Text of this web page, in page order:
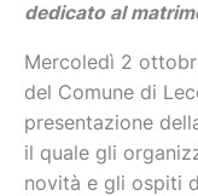
dedicato al
Mercoledì 2
del Comune di
presentazione
il quale gli
novità e gli ospiti